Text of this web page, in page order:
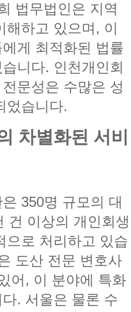
법무법인은 지역
하고 있으며, 이
게 최적화된 법률
니다. 인천개인회
문성은 수많은 성
었습니다.
차별화된 서비
350명 규모의 대
건 이상의 개인회생
으로 처리하고 있습
도산 전문 변호사
어, 이 분야에 특화
. 서울은 물론 수